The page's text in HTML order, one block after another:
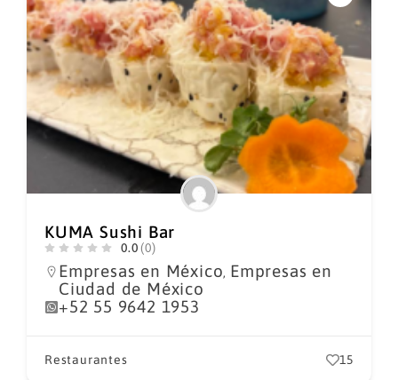
KUMA Sushi Bar
0.0 (0)
Empresas en México, Empresas en
Ciudad de México
+52 55 9642 1953
Restaurantes 15